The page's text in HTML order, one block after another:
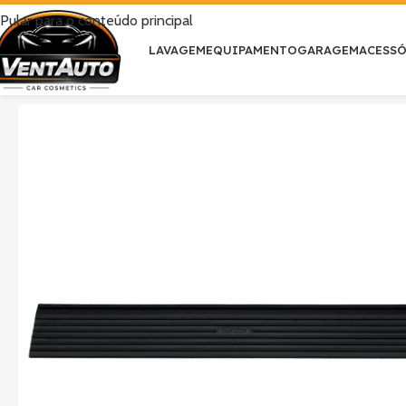
Pular para o conteúdo principal
LAVAGEMEQUIPAMENTOGARAGEM